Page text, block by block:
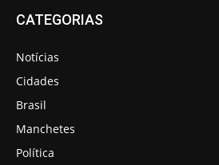
CATEGORIAS
Notícias
Cidades
Brasil
Manchetes
Política